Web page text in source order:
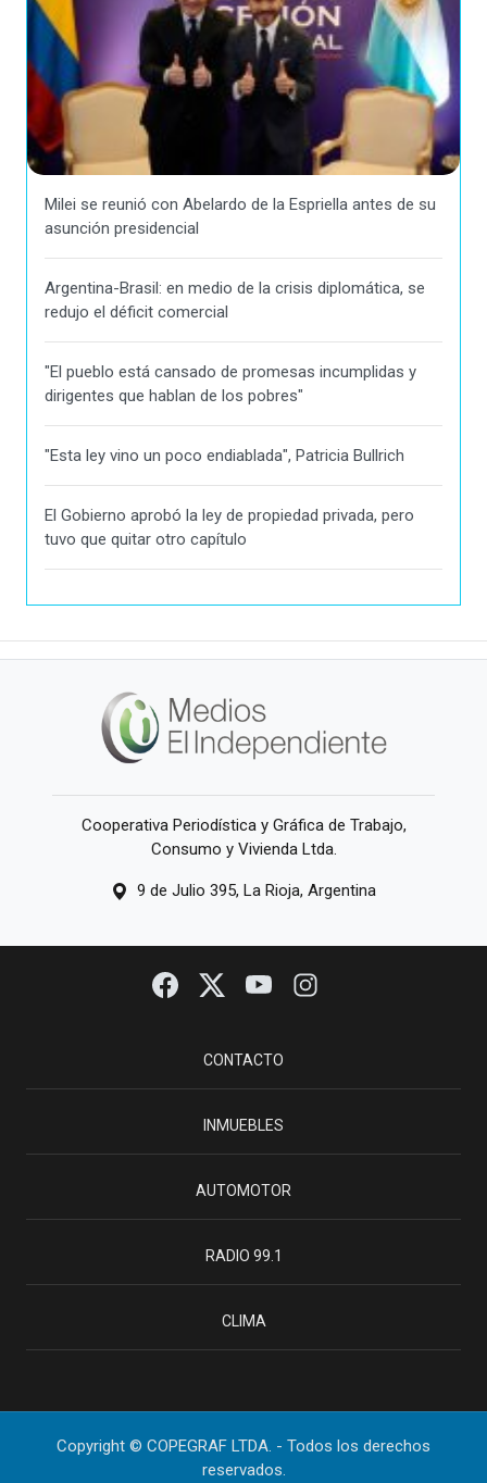
Milei se reunió con Abelardo de la Espriella antes de su
asunción presidencial
Argentina-Brasil: en medio de la crisis diplomática, se
redujo el déficit comercial
"El pueblo está cansado de promesas incumplidas y
dirigentes que hablan de los pobres"
"Esta ley vino un poco endiablada", Patricia Bullrich
El Gobierno aprobó la ley de propiedad privada, pero
tuvo que quitar otro capítulo
Cooperativa Periodística y Gráfica de Trabajo,
Consumo y Vivienda Ltda.
9 de Julio 395, La Rioja, Argentina
CONTACTO
INMUEBLES
AUTOMOTOR
RADIO 99.1
CLIMA
Copyright © COPEGRAF LTDA. - Todos los derechos
reservados.